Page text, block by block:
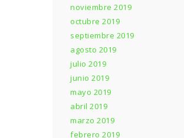
noviembre 2019
octubre 2019
septiembre 2019
agosto 2019
julio 2019
junio 2019
mayo 2019
abril 2019
marzo 2019
febrero 2019